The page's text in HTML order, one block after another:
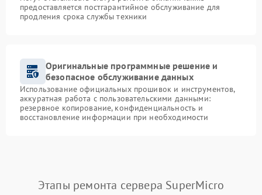
предоставляется постгарантийное обслуживание для
продления срока службы техники
Оригинальные программные решение и
безопасное обслуживание данных
Использование официальных прошивок и инструментов,
аккуратная работа с пользовательскими данными:
резервное копирование, конфиденциальность и
восстановление информации при необходимости
Этапы ремонта сервера SuperMicro